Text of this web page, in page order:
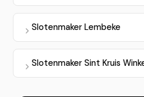
Slotenmaker Lembeke
Slotenmaker Sint Kruis